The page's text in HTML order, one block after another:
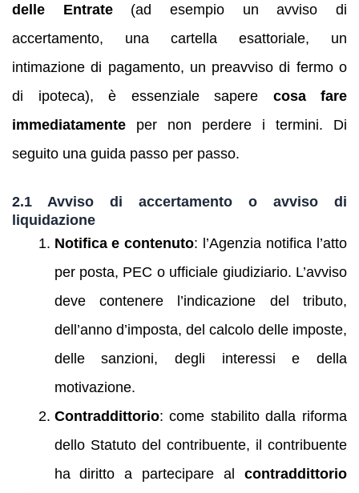
delle Entrate(ad esempio un avviso di
accertamento, una cartella esattoriale, un
intimazione di pagamento, un preavviso di fermo o
di ipoteca), è essenziale sapere cosa fare
immediatamente per non perdere i termini. Di
seguito una guida passo per passo.
2.1 Avviso di accertamento o avviso di
liquidazione
Notifica e contenuto: l’Agenzia notifica l’atto
per posta, PEC o ufficiale giudiziario. L’avviso
deve contenere l’indicazione del tributo,
dell’anno d’imposta, del calcolo delle imposte,
delle sanzioni, degli interessi e della
motivazione.
Contraddittorio: come stabilito dalla riforma
dello Statuto del contribuente, il contribuente
ha diritto a partecipare al contraddittorio